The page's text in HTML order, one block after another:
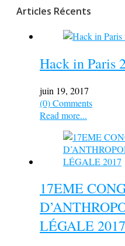
Articles Récents
Hack in Paris
juin 19, 2017
(0) Comments
Read more...
17EME
LÉGALE 2017